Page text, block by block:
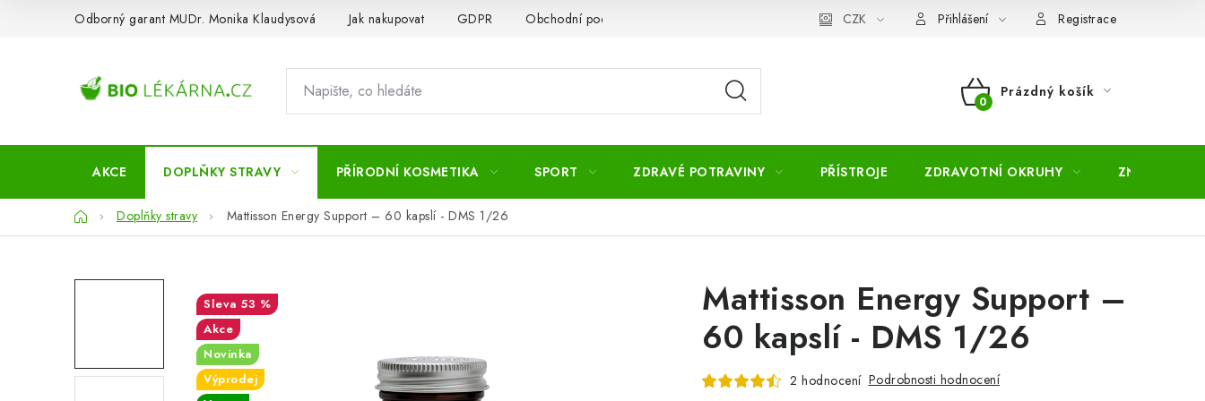
Odborný garant MUDr. Monika Klaudysová Jak nakupovat GDPR Obchodní podmínky Slovník pojmů Moje objednávka Mapa serveru
CZK Přihlášení Registrace
NÁKUPNÍ
Prázdný košík
AKCE DOPLŇKY STRAVY PŘÍRODNÍ KOSMETIKA SPORT ZDRAVÉ POTRAVINY PŘÍSTROJE ZDRAVOTNÍ OKRUHY ZNAČKY
DomůDoplňky stravy Mattisson Energy Support – 60 kapslí - DMS 1/26
Mattisson Energy Support –
60 kapslí - DMS 1/26
2 hodnocení Podrobnosti hodnocení
53 %
Akce
Novinka
Výprodej